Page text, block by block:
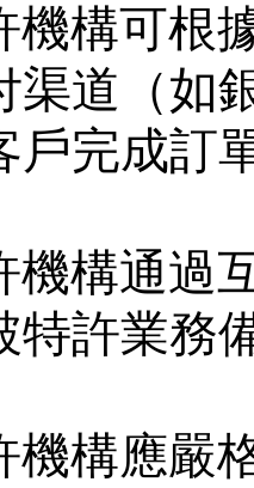
機構可根
渠道（如
戶完成訂
機構通過
特許業務
機構應嚴